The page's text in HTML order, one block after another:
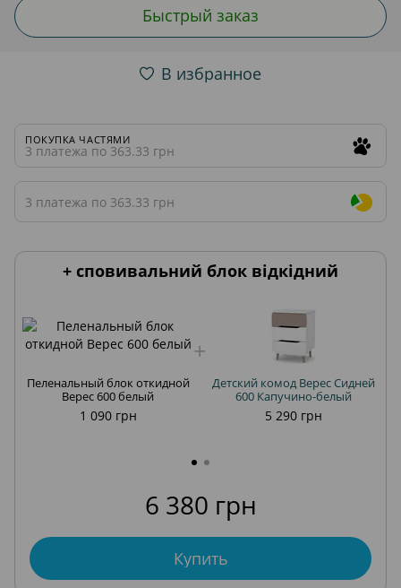
Быстрый заказ
В избранное
ПОКУПКА ЧАСТЯМИ
3 платежа по 363.33 грн
3 платежа по 363.33 грн
+ сповивальний блок відкідний
Пеленальный блок откидной
Верес 600 белый
1 090 грн
Детский комод Верес Сидней
600 Капучино-белый
5 290 грн
6 380 грн
Купить